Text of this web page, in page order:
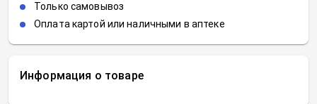
Информация о товаре
Только самовывоз
Оплата картой или наличными в аптеке